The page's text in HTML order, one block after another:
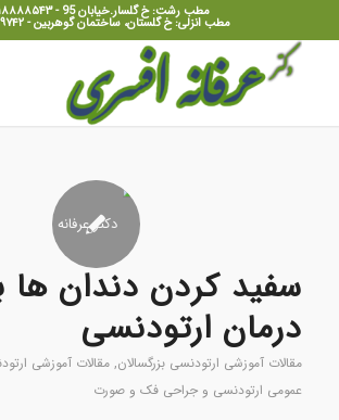
مطب رشت: خ گلسار.خیابان 95 - ۰۹۱۱۸۸۸۸۵۴۳
مطب انزلی: خ گلستان، ساختمان گوهربین - ۰۹۱۱۴۶۲۹۷۴۲
سفید کردن دندان ها
درمان ارتودنسی
مقالات آموزشی ارتودنسی بزرگسالان, مقالات آموزشی
عمومی ارتودنسی و جراحی فک و صورت